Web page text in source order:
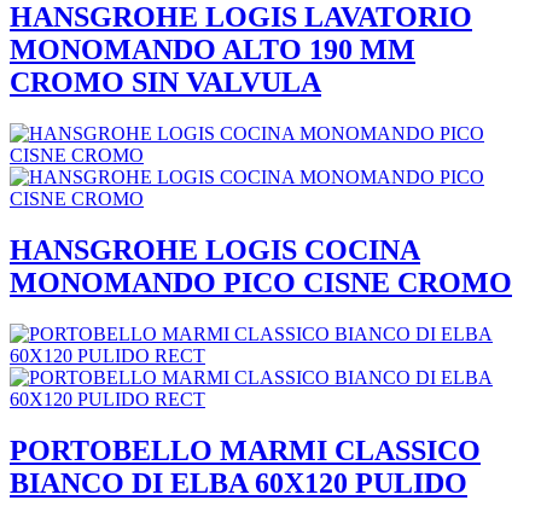
HANSGROHE LOGIS LAVATORIO
MONOMANDO ALTO 190 MM
CROMO SIN VALVULA
HANSGROHE LOGIS COCINA
MONOMANDO PICO CISNE CROMO
PORTOBELLO MARMI CLASSICO
BIANCO DI ELBA 60X120 PULIDO